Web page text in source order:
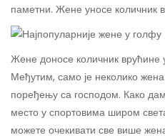
паметни. Жене уносе количник
Жене доносе количник врућине
Међутим, само је неколико
поређењу са господом. Како
место у спортовима широм
можете очекивати све више